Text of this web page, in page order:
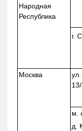
Народная
Республика
г.
Москва ул.
м.
д.